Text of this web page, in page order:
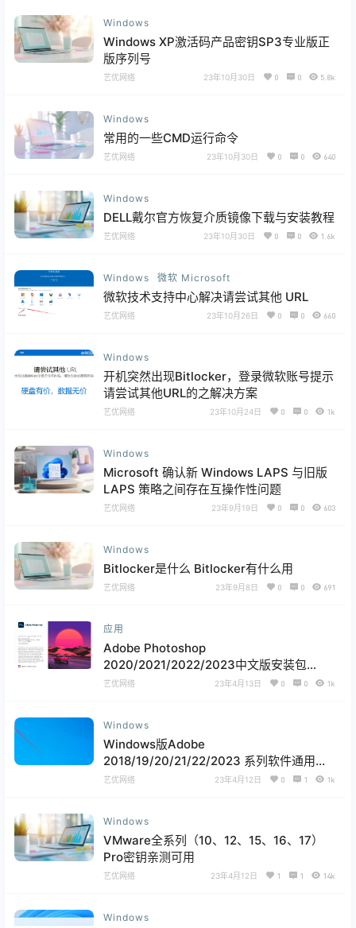
Windows
Windows XP激活码产品密钥SP3专业版正
版序列号
艺优网络 23年10月30日 0 0 5.8k
Windows
常用的一些CMD运行命令
艺优网络 23年10月30日 0 0 640
Windows
DELL戴尔官方恢复介质镜像下载与安装教程
艺优网络 23年10月30日 0 0 1.6k
Windows 微软 Microsoft
微软技术支持中心解决请尝试其他 URL
艺优网络 23年10月26日 0 0 660
Windows
开机突然出现Bitlocker，登录微软账号提示
请尝试其他URL的之解决方案
艺优网络 23年10月24日 0 0 1k
Windows
Microsoft 确认新 Windows LAPS 与旧版
LAPS 策略之间存在互操作性问题
艺优网络 23年9月19日 0 0 603
Windows
Bitlocker是什么 Bitlocker有什么用
艺优网络 23年9月8日 0 0 691
应用
Adobe Photoshop
2020/2021/2022/2023中文版安装包
Win/Mac下载
艺优网络 23年4月13日 0 0 1k
Windows
Windows版Adobe
2018/19/20/21/22/2023 系列软件通用安
装教程
艺优网络 23年4月12日 0 1 1k
Windows
VMware全系列（10、12、15、16、17）
Pro密钥亲测可用
艺优网络 23年4月12日 1 1 14k
Windows